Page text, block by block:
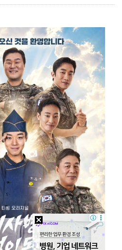
폭발물 지킨 안보현, '악마 교관' 정은채와 재회(재벌…
김민별, 2라운드 7타 줄이며 7…
외신까지 퍼지고 있는 축구협회 성접대 논란…2002 한…